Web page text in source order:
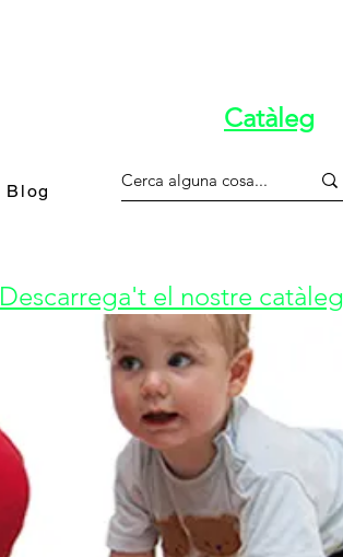
Blog
Catàleg
Descarrega't el nostre catàleg